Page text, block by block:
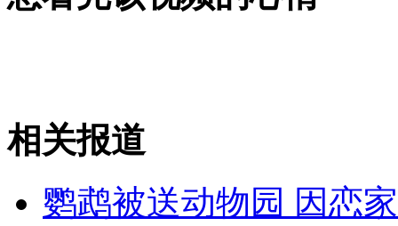
一复旦在校生自创"有害食品警告网"
山西运城恶犬咬伤多人 警民合力深夜将其击毙
相关报道
鹦鹉被送动物园 因恋